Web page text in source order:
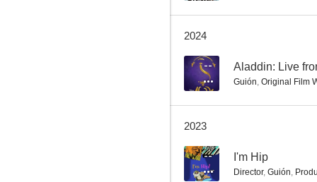
2024
-- Aladdin: Live
Guión, Original Film
2023
-- I'm Hip
Director, Guión,